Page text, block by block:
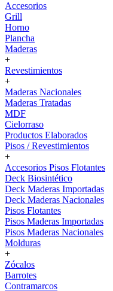
Accesorios
Grill
Horno
Plancha
Maderas
+
Revestimientos
+
Maderas Nacionales
Maderas Tratadas
MDF
Cielorraso
Productos Elaborados
Pisos / Revestimientos
+
Accesorios Pisos Flotantes
Deck Biosintético
Deck Maderas Importadas
Deck Maderas Nacionales
Pisos Flotantes
Pisos Maderas Importadas
Pisos Maderas Nacionales
Molduras
+
Zócalos
Barrotes
Contramarcos